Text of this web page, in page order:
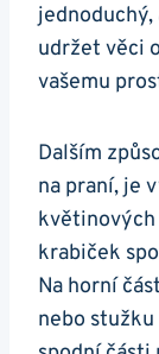
udržet věci
vašemu
Dalším
na praní, je
květinových
krabiček
Na horní
nebo